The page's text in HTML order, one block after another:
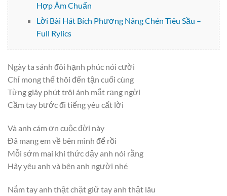
Hợp Âm Chuẩn
Lời Bài Hát Bích Phương Nâng Chén Tiêu Sầu –
Full Rylics
Ngày ta sánh đôi hạnh phúc nói cười
Chỉ mong thế thôi đến tận cuối cùng
Từng giây phút trôi ánh mắt rạng ngời
Cầm tay bước đi tiếng yêu cất lời
Và anh cám ơn cuộc đời này
Đã mang em về bên mình để rồi
Mỗi sớm mai khi thức dậy anh nói rằng
Hãy yêu anh và bên anh người nhé
Nắm tay anh thật chặt giữ tay anh thật lâu